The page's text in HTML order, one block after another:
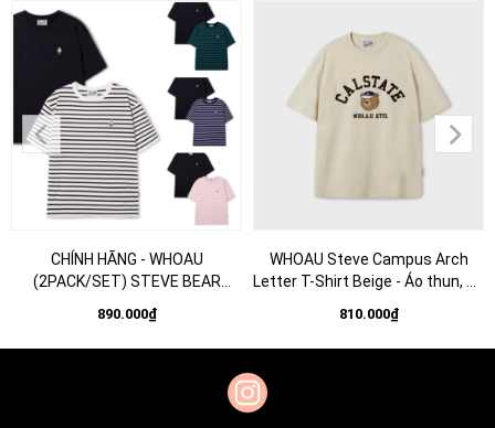
CHÍNH HÃNG - WHOAU
(2PACK/SET) STEVE BEAR
màu đen+sọc
890.000₫
WHOAU Steve Campus Arch
Letter T-Shirt Beige - Áo thun, cổ
810.000₫